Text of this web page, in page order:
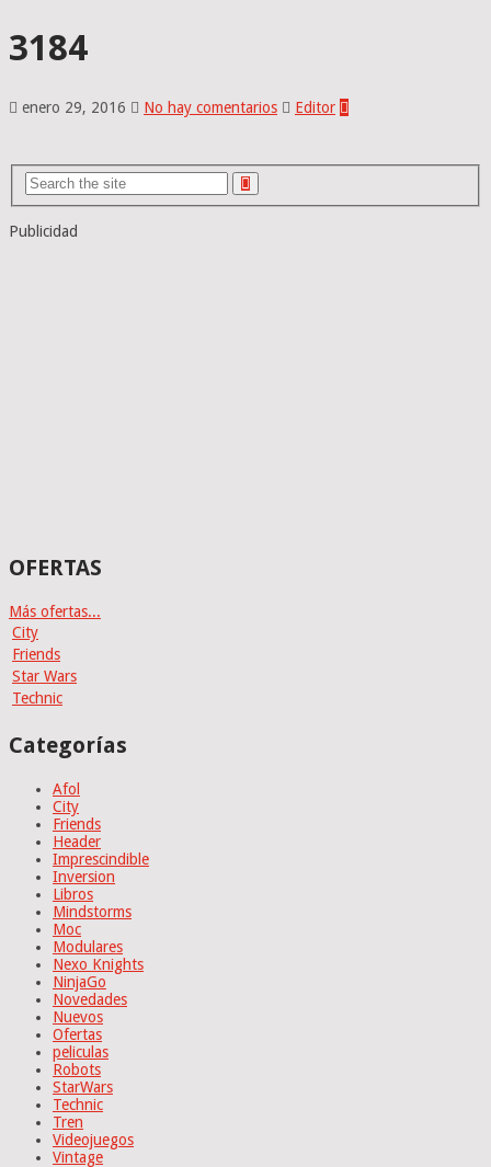
3184
enero 29, 2016 No hay comentarios Editor
Publicidad
OFERTAS
Más ofertas...
City
Friends
Star Wars
Technic
Categorías
Afol
City
Friends
Header
Imprescindible
Inversion
Libros
Mindstorms
Moc
Modulares
Nexo Knights
NinjaGo
Novedades
Nuevos
Ofertas
peliculas
Robots
StarWars
Technic
Tren
Videojuegos
Vintage